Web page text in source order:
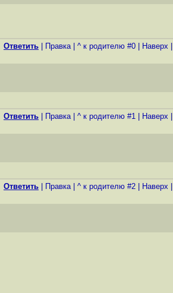
Ответить Правка| ^ к родителю #0 Наверх
Ответить Правка| ^ к родителю #1 Наверх
Ответить Правка| ^ к родителю #2 Наверх